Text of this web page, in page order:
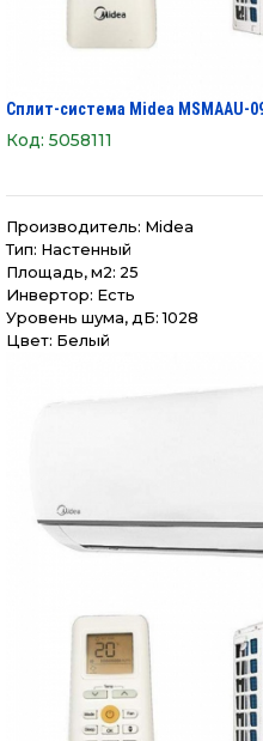
Сплит-система Midea MSMAAU-
Код: 5058111
Производитель: Midea
Тип: Настенный
Площадь, м2: 25
Инвертор: Есть
Уровень шума, дБ: 1028
Цвет: Белый